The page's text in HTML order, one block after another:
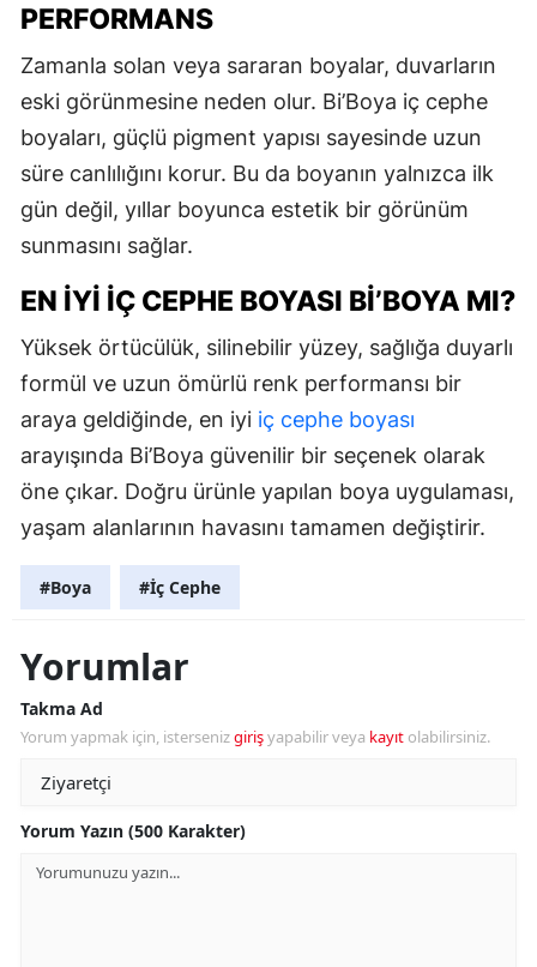
PERFORMANS
Zamanla solan veya sararan boyalar, duvarların
eski görünmesine neden olur. Bi’Boya iç cephe
boyaları, güçlü pigment yapısı sayesinde uzun
süre canlılığını korur. Bu da boyanın yalnızca ilk
gün değil, yıllar boyunca estetik bir görünüm
sunmasını sağlar.
EN İYI İÇ CEPHE BOYASI BI’BOYA MI?
Yüksek örtücülük, silinebilir yüzey, sağlığa duyarlı
formül ve uzun ömürlü renk performansı bir
araya geldiğinde, en iyi iç cephe boyası
arayışında Bi’Boya güvenilir bir seçenek olarak
öne çıkar. Doğru ürünle yapılan boya uygulaması,
yaşam alanlarının havasını tamamen değiştirir.
#Boya #İç Cephe
Yorumlar
Takma Ad
Yorum yapmak için, istersenizgirişyapabilir veya kayıt olabilirsiniz.
Yorum Yazın (500 Karakter)